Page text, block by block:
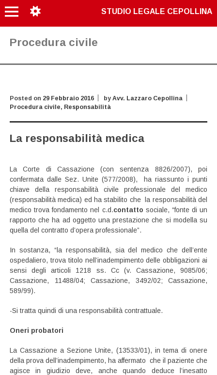
STUDIO LEGALE CEPOLLINA
Procedura civile
Posted on 29 Febbraio 2016 by Avv. Lazzaro Cepollina
Procedura civile, Responsabilità
La responsabilità medica
La Corte di Cassazione (con sentenza 8826/2007), poi
confermata dalle Sez. Unite (577/2008), ha riassunto i punti
chiave della responsabilità civile professionale del medico
(responsabilità medica) ed ha stabilito che la responsabilità del
medico trova fondamento nel c.d.contatto sociale, “fonte di un
rapporto che ha ad oggetto una prestazione che si modella su
quella del contratto d’opera professionale”.
In sostanza, “la responsabilità, sia del medico che dell’ente
ospedaliero, trova titolo nell’inadempimento delle obbligazioni ai
sensi degli articoli 1218 ss. Cc (v. Cassazione, 9085/06;
Cassazione, 11488/04; Cassazione, 3492/02; Cassazione,
589/99).
-Si tratta quindi di una responsabilità contrattuale.
Oneri probatori
La Cassazione a Sezione Unite, (13533/01), in tema di onere
della prova dell’inadempimento, ha affermato che il paziente che
agisce in giudizio deve, anche quando deduce l’inesatto